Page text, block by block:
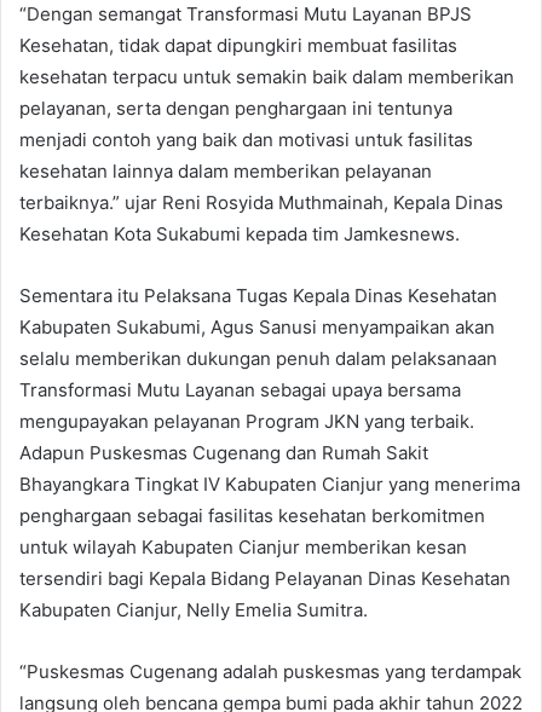
“Dengan semangat Transformasi Mutu Layanan BPJS
Kesehatan, tidak dapat dipungkiri membuat fasilitas
kesehatan terpacu untuk semakin baik dalam memberikan
pelayanan, serta dengan penghargaan ini tentunya
menjadi contoh yang baik dan motivasi untuk fasilitas
kesehatan lainnya dalam memberikan pelayanan
terbaiknya.” ujar Reni Rosyida Muthmainah, Kepala Dinas
Kesehatan Kota Sukabumi kepada tim Jamkesnews.
Sementara itu Pelaksana Tugas Kepala Dinas Kesehatan
Kabupaten Sukabumi, Agus Sanusi menyampaikan akan
selalu memberikan dukungan penuh dalam pelaksanaan
Transformasi Mutu Layanan sebagai upaya bersama
mengupayakan pelayanan Program JKN yang terbaik.
Adapun Puskesmas Cugenang dan Rumah Sakit
Bhayangkara Tingkat IV Kabupaten Cianjur yang menerima
penghargaan sebagai fasilitas kesehatan berkomitmen
untuk wilayah Kabupaten Cianjur memberikan kesan
tersendiri bagi Kepala Bidang Pelayanan Dinas Kesehatan
Kabupaten Cianjur, Nelly Emelia Sumitra.
“Puskesmas Cugenang adalah puskesmas yang terdampak
langsung oleh bencana gempa bumi pada akhir tahun 2022